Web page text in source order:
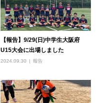
【報告】9/29(日)中学生大阪府
U15大会に出場しました
2024.09.30 報告